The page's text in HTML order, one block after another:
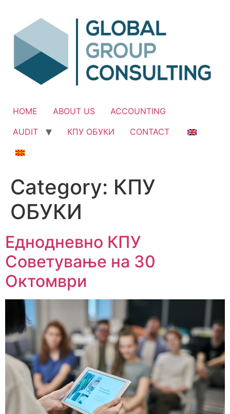
content
HOME ABOUT US
ACCOUNTING
AUDIT
КПУ ОБУКИ CONTACT
Category: КПУ
ОБУКИ
Еднодневно КПУ
Советување на 30
Октомври